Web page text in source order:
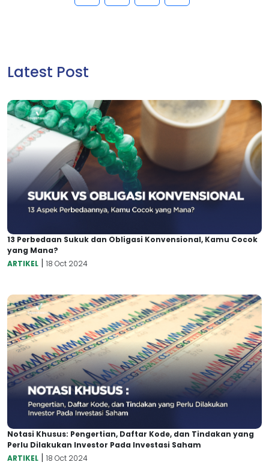
Latest Post
13 Perbedaan Sukuk dan Obligasi Konvensional, Kamu Cocok
yang Mana?
ARTIKEL | 18 Oct 2024
Notasi Khusus: Pengertian, Daftar Kode, dan Tindakan yang
Perlu Dilakukan Investor Pada Investasi Saham
ARTIKEL | 18 Oct 2024